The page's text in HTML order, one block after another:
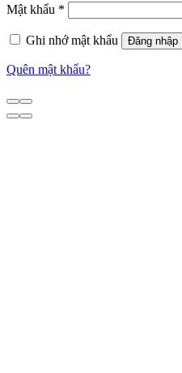
Mật khẩu *
Ghi nhớ mật khẩu Đăng nhập
Quên mật khẩu?